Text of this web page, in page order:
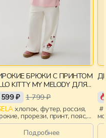
БРЮКИ С ПРИНТОМ
KITTY MY MELODY ДЛЯ
599 ₽ 1 799 ₽
хлопок, футер, россия,
прорези, принт, пояс,
девочки, дети
Подробнее